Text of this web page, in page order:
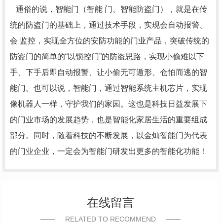
通俗的说，智能门（智能 门、智能防盗门），就是在传
统的防盗门的基础上，通过技术手段，实现会自动报警、
会 监控，实现全方位的安防功能的门业产品，突破传统的
防盗门的简单的“以锁控门”的防盗思路，实现小偷难以下
手、下手后即自动报警、让小偷无可遁形、仓怕而逃的智
能门。也可以说，智能门，通过智能系统主机芯片，实现
像机器人一样，守护我们的家园。这也是科技日益发展下
的门业市场的发展趋势，也是智能化家居生活的重要组成
部分。同时，随着科技的不断发展，以金灿智能门为代表
的门业企业，一定会为智能门研发出更多的智能化功能！
在线留言
RELATED TO RECOMMEND